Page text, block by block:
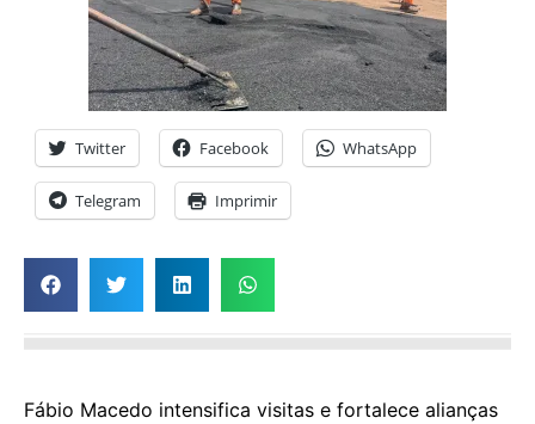
Twitter Facebook WhatsApp
Telegram Imprimir
Fábio Macedo intensifica visitas e fortalece alianças